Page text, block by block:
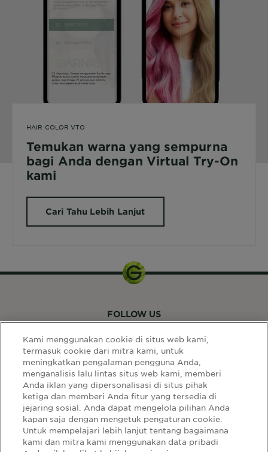
HAIR COLOR VTO
Temukan warna yang sempurna
bagi Anda dengan Virtual Try-On
kami
Cari Tahu Lebih Lanjut
LINK SITUS
Select
Your
Select Your Country:
FOLLOW US
Kami menggunakan cookie di situs web kami,
termasuk cookie dari mitra kami, untuk
meningkatkan pengalaman pengguna Anda,
menganalisis lalu lintas situs web kami, memberi
Anda iklan yang dipersonalisasi di situs pihak
ketiga dan memberi Anda fitur yang tersedia di
jejaring sosial. Anda dapat mengelola pilihan Anda
kapan saja dengan mengetuk pengaturan cookie.
Untuk mempelajari lebih lanjut tentang bagaimana
kami dan mitra kami menggunakan data pribadi